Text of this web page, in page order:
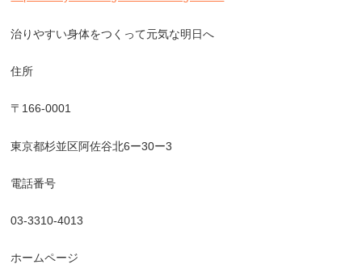
治りやすい身体をつくって元気な明日へ
住所
〒166-0001
東京都杉並区阿佐谷北6ー30ー3
電話番号
03-3310-4013
ホームページ